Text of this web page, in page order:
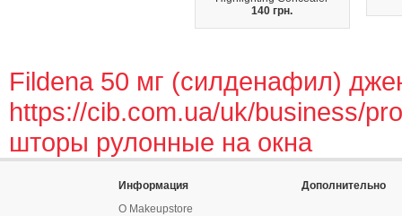
140 грн.
Fildena 50 мг (силденафил)
https://cib.com.ua/uk/business/
шторы рулонные на окна
Информация
О Makeupstore
Дополнительно